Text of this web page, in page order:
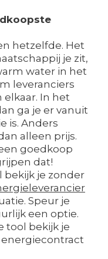
hetzelfde. Het
je zit,
water in het
leveranciers
In het
ga je er vanuit
is. Anders
alleen prijs.
goedkoop
dat!
bekijk je zonder
Speur je
een optie.
tool bekijk je